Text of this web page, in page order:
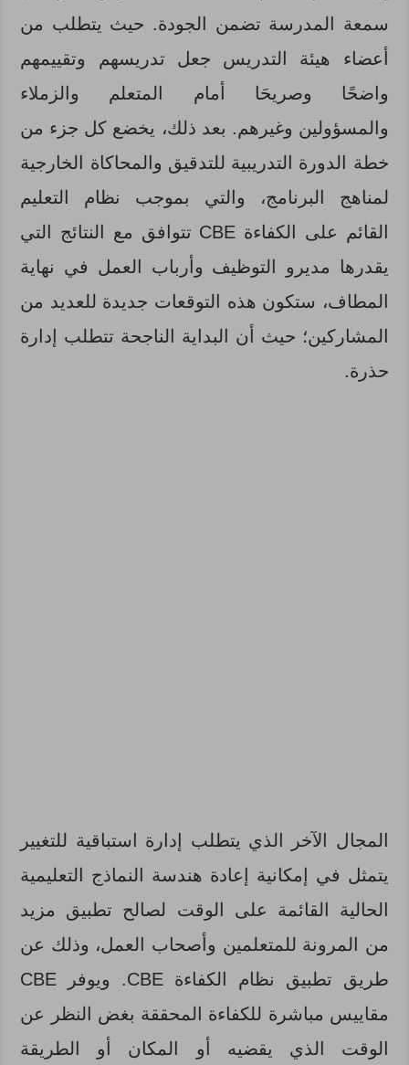
سمعة المدرسة تضمن الجودة. حيث يتطلب من
أعضاء هيئة التدريس جعل تدريسهم وتقييمهم
واضحًا وصريحَا أمام المتعلم والزملاء
والمسؤولين وغيرهم. بعد ذلك، يخضع كل جزء من
خطة الدورة التدريبية للتدقيق والمحاكاة الخارجية
لمناهج البرنامج، والتي بموجب نظام التعليم
القائم على الكفاءة CBE تتوافق مع النتائج التي
يقدرها مديرو التوظيف وأرباب العمل في نهاية
المطاف، ستكون هذه التوقعات جديدة للعديد من
المشاركين؛ حيث أن البداية الناجحة تتطلب إدارة
حذرة.
المجال الآخر الذي يتطلب إدارة استباقية للتغيير
يتمثل في إمكانية إعادة هندسة النماذج التعليمية
الحالية القائمة على الوقت لصالح تطبيق مزيد
من المرونة للمتعلمين وأصحاب العمل، وذلك عن
طريق تطبيق نظام الكفاءة CBE. ويوفر CBE
مقاييس مباشرة للكفاءة المحققة بغض النظر عن
الوقت الذي يقضيه أو المكان أو الطريقة